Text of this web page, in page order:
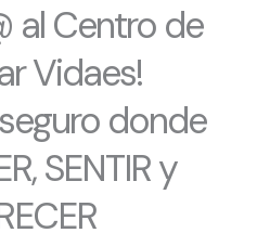
al Centro de
Vidaes!
donde
SENTIR y